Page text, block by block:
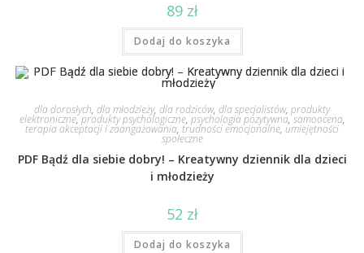
89 zł
Dodaj do koszyka
dla dorosłych, dla młodzieży, dla rodziców, dla specjalistów, produkty
elektroniczne,produkty psychologiczne, psychologia pozytywna,samoocena,
terapia akceptacji i zaangażowania, trudności emocjonalne, umiejętności
społeczne
PDF Bądź dla siebie dobry! – Kreatywny dziennik dla dzieci
i młodzieży
52 zł
Dodaj do koszyka